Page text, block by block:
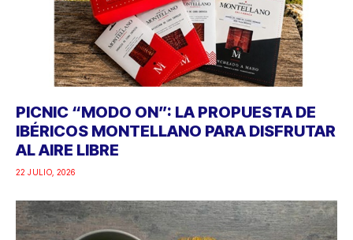
PICNIC “MODO ON”: LA PROPUESTA DE
IBÉRICOS MONTELLANO PARA DISFRUTAR
AL AIRE LIBRE
22 JULIO, 2026